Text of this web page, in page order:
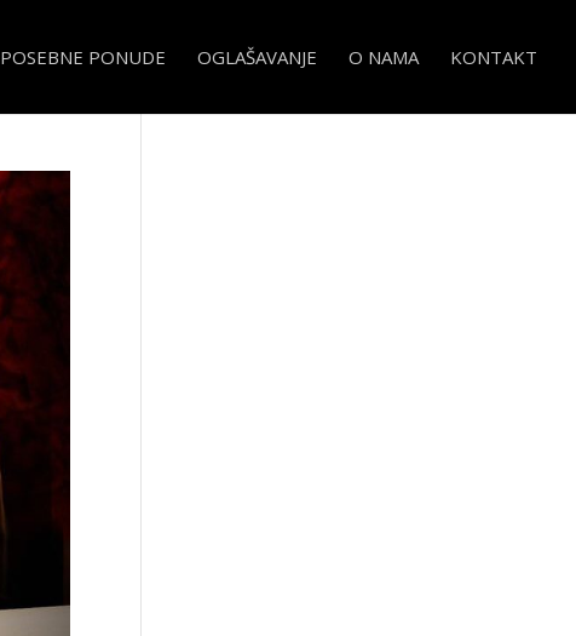
POSEBNE PONUDE OGLAŠAVANJE O NAMA KONTAKT